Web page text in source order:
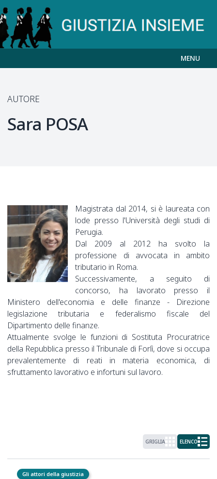
MENU
AUTORE
Sara POSA
Magistrata dal 2014, si è laureata con
lode presso l'Università degli studi di
Perugia.
Dal 2009 al 2012 ha svolto la
professione di avvocata in ambito
tributario in Roma.
Successivamente, a seguito di
concorso, ha lavorato presso il
Ministero dell'economia e delle finanze - Direzione
legislazione tributaria e federalismo fiscale del
Dipartimento delle finanze.
Attualmente svolge le funzioni di Sostituta Procuratrice
della Repubblica presso il Tribunale di Forlì, dove si occupa
prevalentemente di reati in materia economica, di
sfruttamento lavorativo e infortuni sul lavoro.
GRIGLIA ELENCO
Gli attori della giustizia